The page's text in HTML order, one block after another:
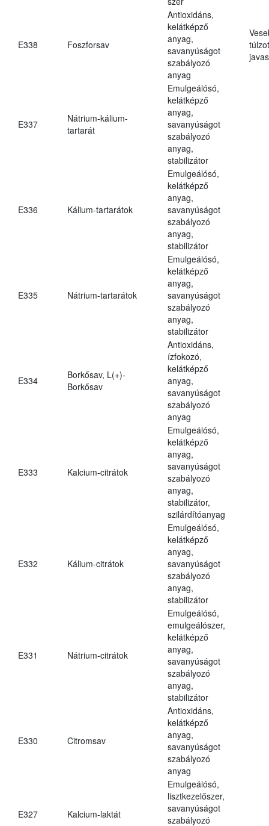
E338 Foszforsav
Antioxidáns,
kelátképző
anyag,
savanyúságot
szabályozó
anyag
E337
Nátrium-kálium-
tartarát
Emulgeálósó,
kelátképző
anyag,
savanyúságot
szabályozó
anyag,
stabilizátor
E336 Kálium-tartarátok
Emulgeálósó,
kelátképző
anyag,
savanyúságot
szabályozó
anyag,
stabilizátor
E335 Nátrium-tartarátok
Emulgeálósó,
kelátképző
anyag,
savanyúságot
szabályozó
anyag,
stabilizátor
E334
Borkősav, L(+)-
Borkősav
Antioxidáns,
ízfokozó,
kelátképző
anyag,
savanyúságot
szabályozó
anyag
E333 Kalcium-citrátok
Emulgeálósó,
kelátképző
anyag,
savanyúságot
szabályozó
anyag,
stabilizátor,
szilárdítóanyag
E332 Kálium-citrátok
Emulgeálósó,
kelátképző
anyag,
savanyúságot
szabályozó
anyag,
stabilizátor
E331 Nátrium-citrátok
Emulgeálósó,
emulgeálószer,
kelátképző
anyag,
savanyúságot
szabályozó
anyag,
stabilizátor
E330 Citromsav
Antioxidáns,
kelátképző
anyag,
savanyúságot
szabályozó
anyag
E327 Kalcium-laktát
Emulgeálósó,
lisztkezelőszer,
savanyúságot
szabályozó